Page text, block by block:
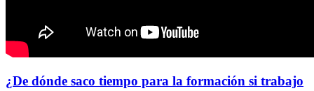
¿De dónde saco tiempo para la formación si trabajo